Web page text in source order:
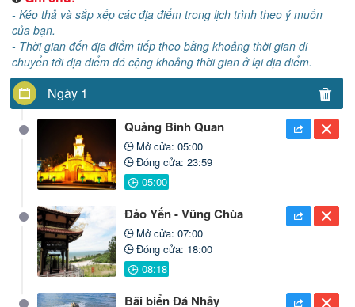
- Kéo thả và sắp xếp các địa điểm trong lịch trình theo ý muốn
của bạn.
- Thời gian đến địa điểm tiếp theo bằng khoảng thời gian di
chuyển tới địa điểm đó cộng khoảng thời gian ở lại địa điểm.
Ngày 1
Quảng Bình Quan
Mở cửa: 05:00
Đóng cửa: 23:59
Đảo Yến - Vũng Chùa
Mở cửa: 07:00
Đóng cửa: 18:00
Bãi biển Đá Nhảy